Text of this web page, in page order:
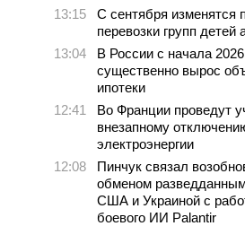
13:15
С сентября изменятся
перевозки групп детей
13:04
В России с начала
существенно вырос
ипотеки
12:41
Во Франции проведут
внезапному
электроэнергии
12:08
Пинчук связал
обменом
США и Украиной с
боевого ИИ Palantir